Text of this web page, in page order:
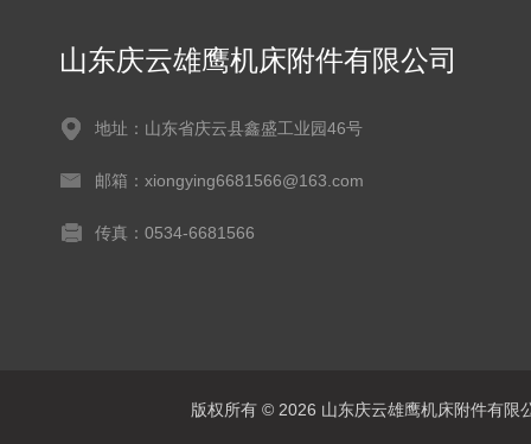
山东庆云雄鹰机床附件有限公司
地址：山东省庆云县鑫盛工业园46号
邮箱：xiongying6681566@163.com
传真：0534-6681566
版权所有 © 2026 山东庆云雄鹰机床附件有